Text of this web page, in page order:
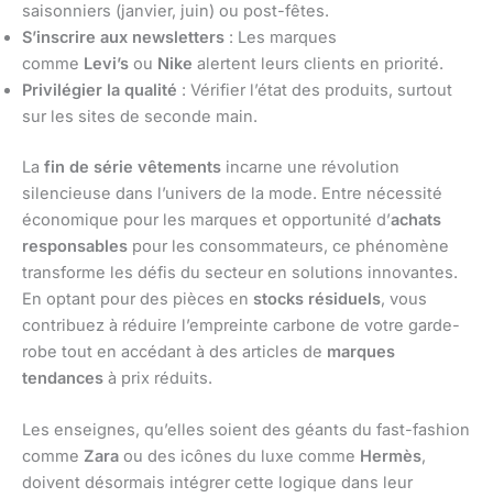
saisonniers (janvier, juin) ou post-fêtes.
S’inscrire aux newsletters : Les marques
comme Levi’s ou Nike alertent leurs clients en priorité.
Privilégier la qualité : Vérifier l’état des produits, surtout
sur les sites de seconde main.
La fin de série vêtements incarne une révolution
silencieuse dans l’univers de la mode. Entre nécessité
économique pour les marques et opportunité d’achats
responsables pour les consommateurs, ce phénomène
transforme les défis du secteur en solutions innovantes.
En optant pour des pièces en stocks résiduels, vous
contribuez à réduire l’empreinte carbone de votre garde-
robe tout en accédant à des articles de marques
tendances à prix réduits.
Les enseignes, qu’elles soient des géants du fast-fashion
comme Zara ou des icônes du luxe comme Hermès,
doivent désormais intégrer cette logique dans leur